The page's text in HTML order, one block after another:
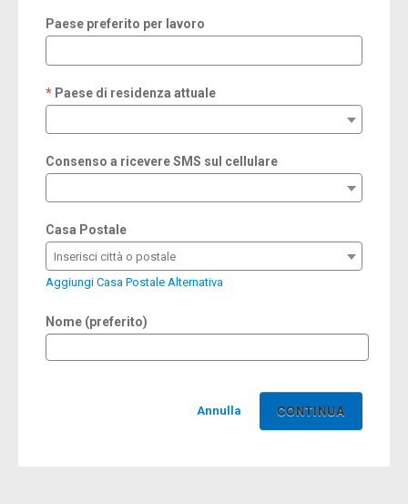
Paese preferito per lavoro
Paese di residenza attuale
required
Consenso a ricevere SMS sul cellulare
Casa Postale
Inserisci città o postale
Aggiungi Casa Postale Alternativa
Nome (preferito)
Annulla